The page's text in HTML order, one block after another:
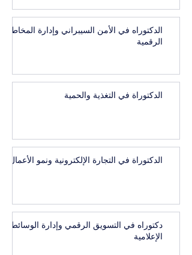
الدكتوراه في الأمن السيبراني وإدارة المخاطر
الرقمية
الدكتوراة في التغذية والحمية
الدكتوراة في التجارة الإلكترونية ونمو الأعمال
دكتوراه في التسويق الرقمي وإدارة الوسائط
الإعلامية